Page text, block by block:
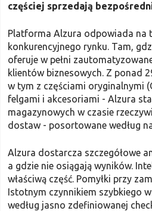
częściej sprzedają
Platforma Alzura odpowiada na
konkurencyjnego rynku. Tam,
oferuje w pełni
klientów biznesowych. Z ponad
w tym z częściami oryginalnymi
felgami i akcesoriami - Alzura
magazynowych w czasie
dostaw - posortowane według
Alzura dostarcza szczegółowe
a gdzie nie osiągają wyników.
właściwą część. Pomyłki przy
Istotnym czynnikiem szybkiego
według jasno zdefiniowanej